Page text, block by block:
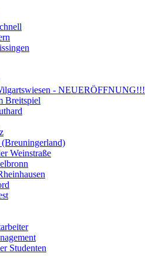
- NEUERÖFFNUNG!!!
Breitspiel
Weinstraße
Studenten